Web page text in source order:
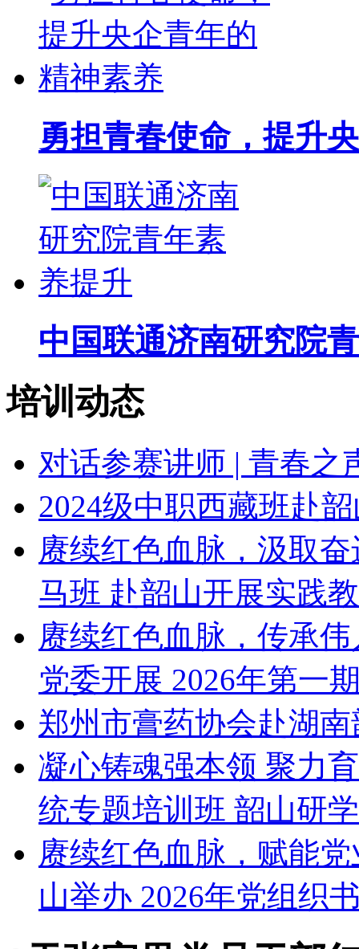
勇担青春使命，提升
中国联通济南研究院
培训动态
对话参赛讲师 | 青春之
2024级中职西藏班赴
赓续红色血脉，汲取
马班 赴韶山开展实践
赓续红色血脉，传承
党委开展 2026年第一
郑州市膏药协会赴湖
凝心铸魂强本领 聚力
统专题培训班 韶山研
赓续红色血脉，赋能
山举办 2026年党组织